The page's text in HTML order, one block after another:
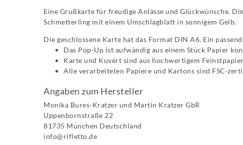
Eine Grußkarte für freudige Anlässe und Glückwünsche.
Schmetterling mit einem Umschlagblatt in sonnigem Gelb.
Die geschlossene Karte hat das Format DIN A6. Ein
Das Pop-Up ist aufwändig aus einem Stück Papier
Karte und Kuvert sind aus hochwertigem
Alle verarbeiteten Papiere und Kartons sind FSC-
Angaben zum Hersteller
Monika Bures-Kratzer und Martin Kratzer GbR
Uppenbornstraße 22
81735 München Deutschland
info@rifletto.de